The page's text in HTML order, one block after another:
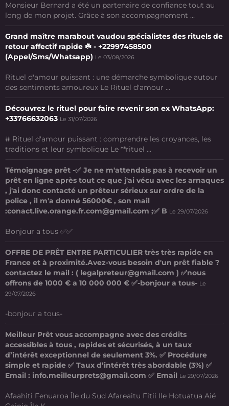
Monsieur Bernard a été un partenaire de confiance tout au
long de mon projet. Grâce à son accompagnement ...
Grand maître marabout vaudou spécialistes des rituels de
retour affectif rapide ☘️ - +22997458500
(Appel/Sms/Whatsapp) Le 03/08/2026
Rituel d'amour puissant : une démarche symbolique autour
des sentiments amoureux Le Rituel d'amour ...
Découvrez le rituel pour faire revenir son ex WhatsApp:
+33766632063 Le 31/07/2026
# Rituel d'amour puissant : comprendre les croyances, les
traditions et leur symbolique Le **rituel ...
Témoignage prêt -✅ Je ne m'attendais pas à recevoir un
prêt en ligne après tout ce que j'ai vécu avec les arnaques
, j'ai donc contacté un prêteur sérieux sur ordre de la
police , il m'a donné 56000€ , son mail
:conact.live.orange.fr.com@gmail.com ;✅ B Le 29/07/2026
Bonjour a tous ✅✅
OFFRE DE PRÊT ENTRE PARTICULIER très très rapide en
France et à proximité.Avez-vous besoin d'un prêt fiable ?
contactez le mail : ( legalpreteur@gmail.com ) ✅nous
offrons de 1000 € a 10 000 000 € ✅-bonjour a tous- Le
29/07/2026
-bonjour a tous-
Meilleur Prêt vous accompagne avec des crédits
accessibles à tous , rapides et sécurisés, à un taux
d’intérêt exceptionnel de seulement 3%. ✅ Procédure
simple et rapide ✅ Taux d’intérêt très abordable (3%) ✅
Email : info.meilleurprets@gmail.com ✅ Email Le 29/07/2026
Afaahiti Fenuaroa Île du Sud Afareaitu Fitii Ile Hotuatua Aié